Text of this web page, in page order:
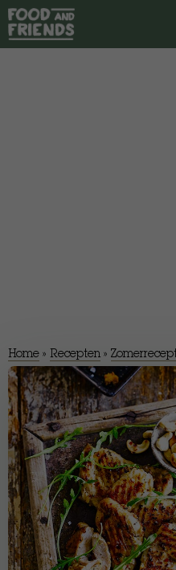
Home » Recepten »